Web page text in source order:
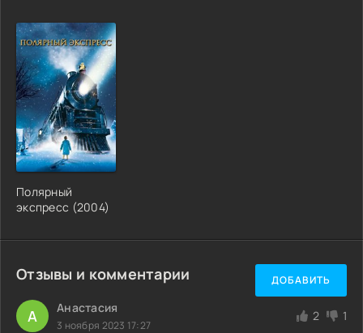
Полярный
экспресс (2004)
Отзывы и комментарии ДОБАВИТЬ
А Анастасия
3 ноября 2023 17:27
2 1